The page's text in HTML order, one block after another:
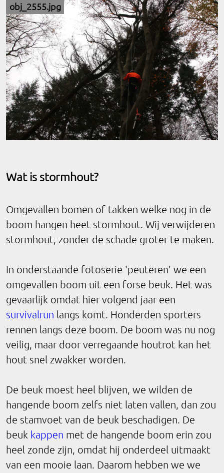
obj_2555.jpg
Wat is stormhout?
Omgevallen bomen of takken welke nog in de
boom hangen heet stormhout. Wij verwijderen
stormhout, zonder de schade groter te maken.
In onderstaande fotoserie 'peuteren' we een
omgevallen boom uit een forse beuk. Het was
gevaarlijk omdat hier volgend jaar een
survivalrun langs komt. Honderden sporters
rennen langs deze boom. De boom was nu nog
veilig, maar door verregaande houtrot kan het
hout snel zwakker worden.
De beuk moest heel blijven, we wilden de
hangende boom zelfs niet laten vallen, dan zou
de stamvoet van de beuk beschadigen. De
beuk kappen met de hangende boom erin zou
heel zonde zijn, omdat hij onderdeel uitmaakt
van een mooie laan. Daarom hebben we we